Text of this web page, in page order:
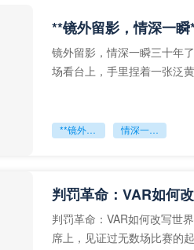
**镜外留影，情深一瞬
镜外留影，情深一瞬三十年
场看台上，手里捏着一张泛
**镜外留影 情深一瞬**
判罚革命：VAR如何
判罚革命：VAR如何改写世
席上，见证过无数场比赛的